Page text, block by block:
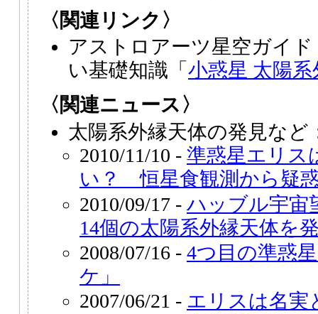
〈関連リンク〉
アストロアーツ星空ガイ
い基礎知識「 小惑星 太陽
〈関連ニュース〉
太陽系外縁天体の発見など
2010/11/10 - 準惑星エリス
い？ 恒星食観測から疑
2010/09/17 - ハッブル宇宙
14個の太陽系外縁天体を
2008/07/16 - 4つ目の準惑
ケ」
2007/06/21 - エリスは名実